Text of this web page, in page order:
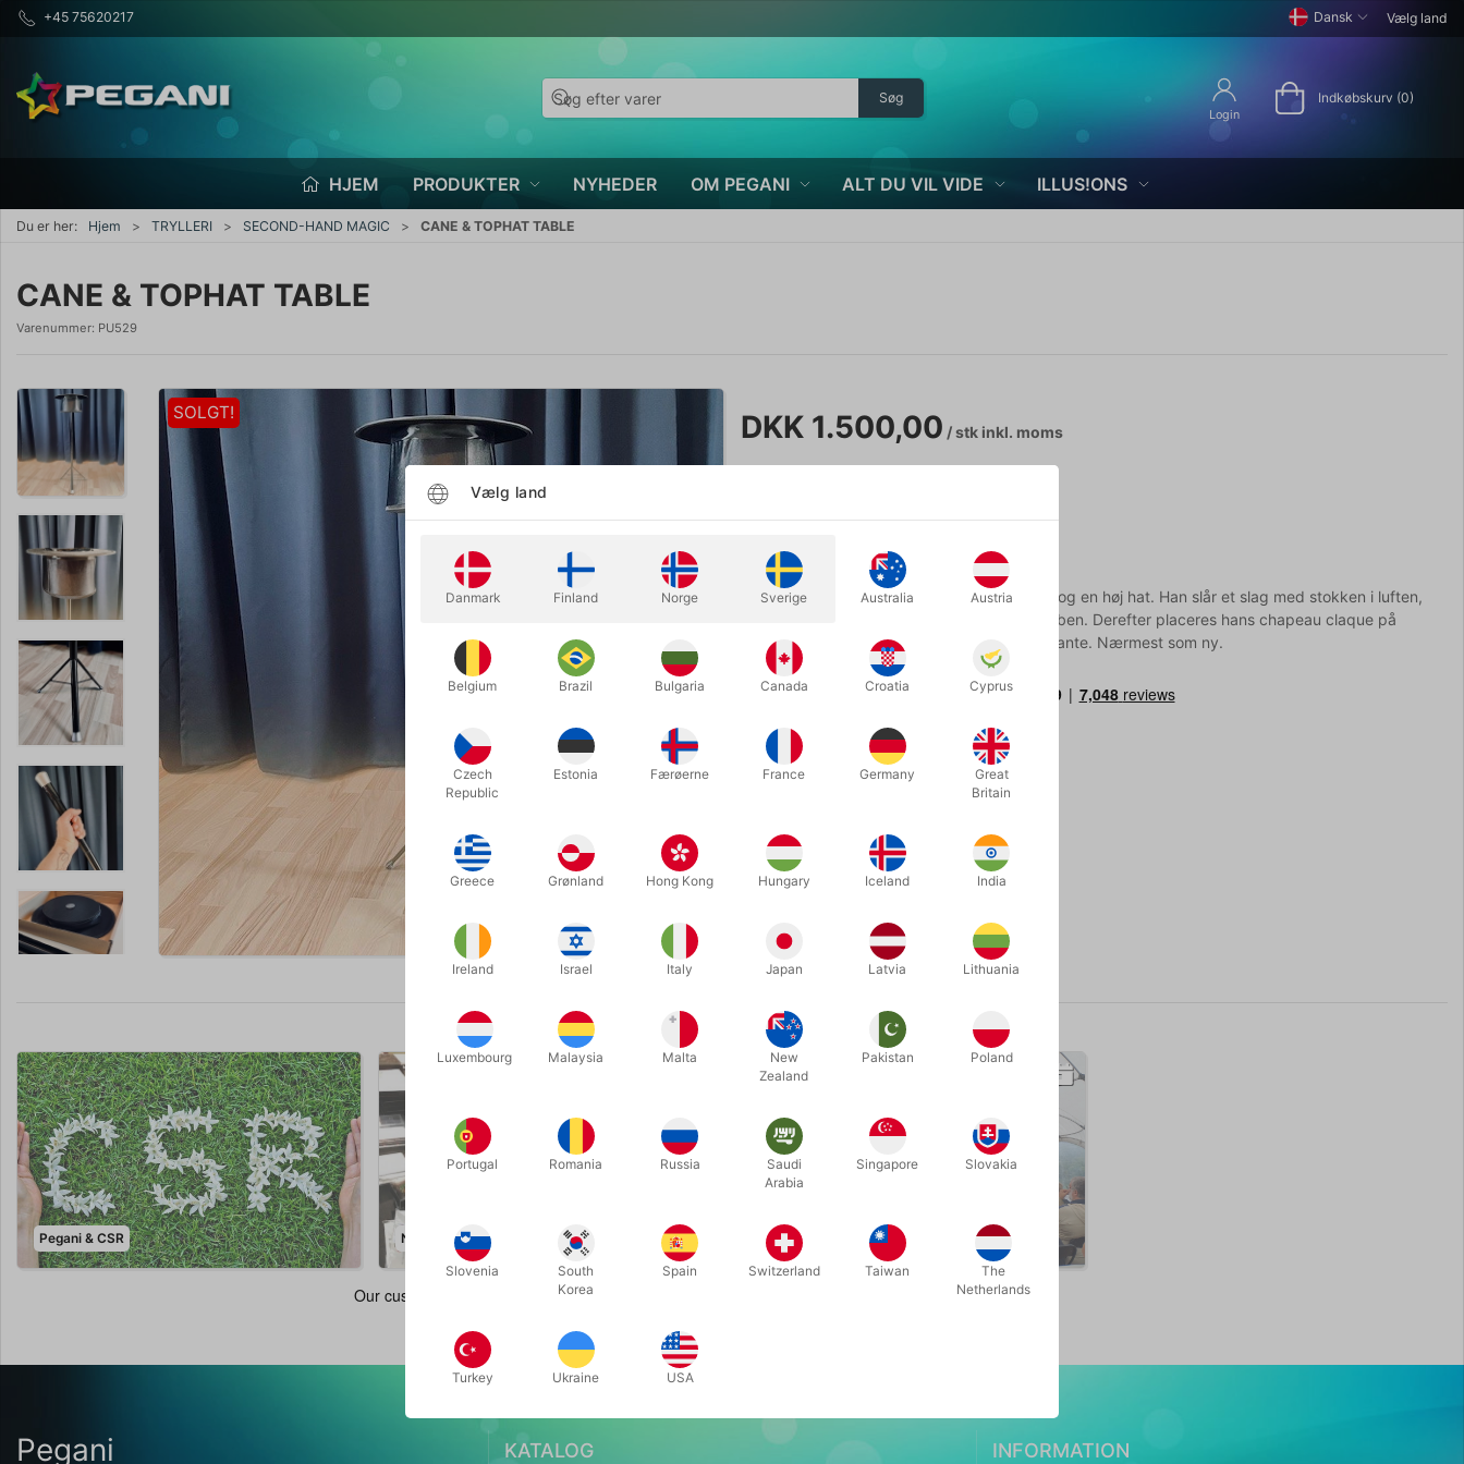
+45 75620217 Dansk Vælg land
Søg
Login
Indkøbskurv (0)
HJEM PRODUKTER NYHEDER OM PEGANI ALT DU VIL VIDE ILLUS!ONS
Du er her: Hjem TRYLLERI SECOND-HAND MAGIC CANE & TOPHAT TABLE
CANE & TOPHAT TABLE
Varenummer: PU529
SOLGT!
Forstør
DKK 1.500,00 / stkinkl. moms
Tryllekunstneren entrer scenen med en stok og en høj hat. Han slår et slag med stokken i luften,
hvorpå toppen deler sig og bliver til tre små ben. Derefter placeres hans chapeau claque på
spidsen af stokken og han har nu en fin servante. Nærmest som ny.
Pegani & CSR Nyheder Trylleudsalg d. 30/5-2027
Pegani KATALOG INFORMATION
Vælg land
Danmark Finland Norge Sverige Australia Austria
Belgium Brazil Bulgaria Canada Croatia Cyprus
Czech
Republic
Estonia Færøerne France Germany
Great
Britain
Greece Grønland Hong Kong Hungary Iceland India
Ireland Israel Italy Japan Latvia Lithuania
Luxembourg Malaysia Malta
New
Zealand
Pakistan Poland
Portugal Romania Russia
Saudi
Arabia
Singapore Slovakia
Slovenia
South
Korea
Spain Switzerland Taiwan
The
Netherlands
Turkey Ukraine USA